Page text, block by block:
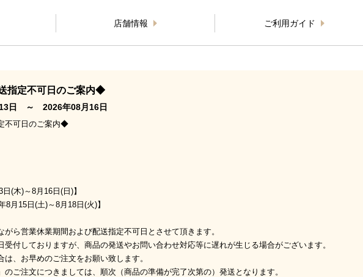
店舗情報 ご利用ガイド
指定不可日のご案内◆
13日 ～ 2026年08月16日
不可日のご案内◆
(木)～8月16日(日)】
8月15日(土)～8月18日(火)】
ら営業休業期間および配送指定不可日とさせて頂きます。
受付しておりますが、商品の発送やお問い合わせ対応等に遅れが生じる場合がございます。
、お早めのご注文をお願い致します。
ご注文につきましては、順次（商品の準備が完了次第の）発送となります。